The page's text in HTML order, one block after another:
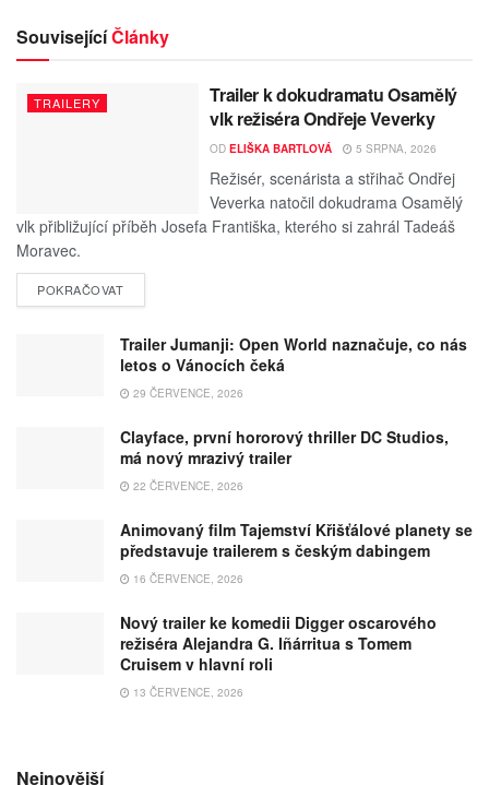
SouvisejícíČlánky
TRAILERY
Trailer k dokudramatu Osamělý
vlk režiséra Ondřeje Veverky
OD ELIŠKA BARTLOVÁ 5 SRPNA, 2026
Režisér, scenárista a střihač Ondřej
Veverka natočil dokudrama Osamělý
vlk přibližující příběh Josefa Františka, kterého si zahrál Tadeáš
Moravec.
POKRAČOVAT
Trailer Jumanji: Open World naznačuje, co nás
letos o Vánocích čeká
29 ČERVENCE, 2026
Clayface, první hororový thriller DC Studios,
má nový mrazivý trailer
22 ČERVENCE, 2026
Animovaný film Tajemství Křišťálové planety se
představuje trailerem s českým dabingem
16 ČERVENCE, 2026
Nový trailer ke komedii Digger oscarového
režiséra Alejandra G. Iñárritua s Tomem
Cruisem v hlavní roli
13 ČERVENCE, 2026
Nejnovější